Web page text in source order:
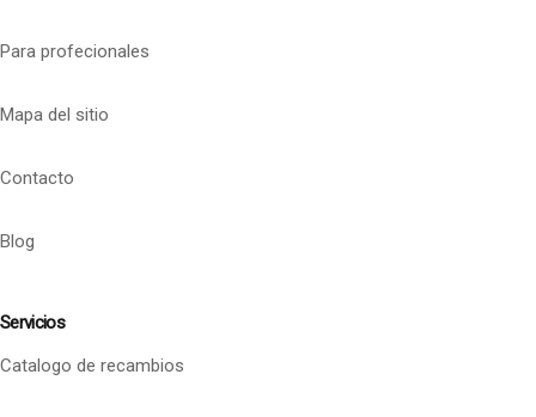
Para profecionales
Mapa del sitio
Contacto
Blog
Servicios
Catalogo de recambios